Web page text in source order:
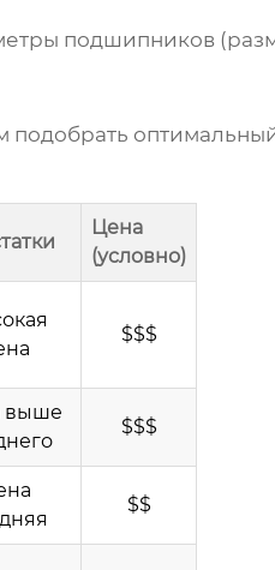
подшипников
подобрать
Цена
(условно)
$$$
выше
$$$
$$